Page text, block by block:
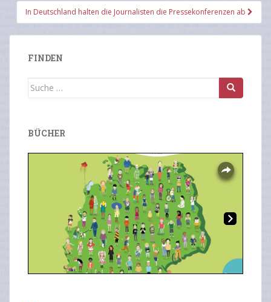
In Deutschland halten die Journalisten die Pressekonferenzen ab
FINDEN
Suche
BÜCHER
Overlays